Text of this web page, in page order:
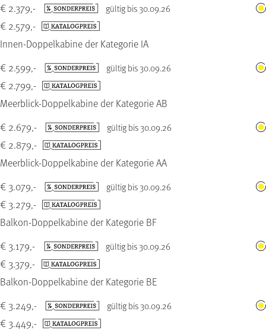
Innen-Doppelkabine der Kategorie IA
€ 2.379,- gültig bis 30.09.26
€ 2.579,-
Meerblick-Doppelkabine der Kategorie AB
€ 2.599,- gültig bis 30.09.26
€ 2.799,-
Meerblick-Doppelkabine der Kategorie AA
€ 2.679,- gültig bis 30.09.26
€ 2.879,-
Balkon-Doppelkabine der Kategorie BF
€ 3.079,- gültig bis 30.09.26
€ 3.279,-
Balkon-Doppelkabine der Kategorie BE
€ 3.179,- gültig bis 30.09.26
€ 3.379,-
€ 3.249,- gültig bis 30.09.26
€ 3.449,-